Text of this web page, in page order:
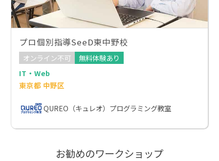
プロ個別指導SeeD東中野校
オンライン不可
無料体験あり
IT・Web
東京都 中野区
QUREO（キュレオ）プログラミング教室
お勧めのワークショップ